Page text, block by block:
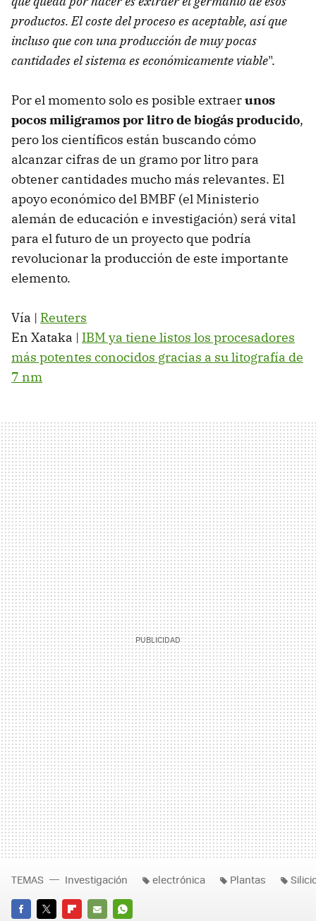
productos. El coste del proceso es aceptable, así que
incluso que con una producción de muy pocas
cantidades el sistema es económicamente viable".
Por el momento solo es posible extraerunos
pocos miligramos por litro de biogás producido,
pero los científicos están buscando cómo
alcanzar cifras de un gramo por litro para
obtener cantidades mucho más relevantes. El
apoyo económico del BMBF (el Ministerio
alemán de educación e investigación) será vital
para el futuro de un proyecto que podría
revolucionar la producción de este importante
elemento.
Vía | Reuters
En Xataka | IBM ya tiene listos los procesadores
más potentes conocidos gracias a su litografía de
7 nm
TEMAS Investigación electrónica Plantas